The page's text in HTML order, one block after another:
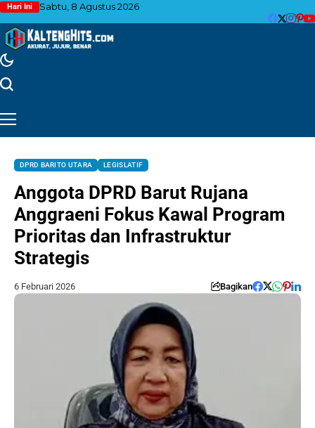
Hari Ini Sabtu, 8 Agustus 2026
DPRD BARITO UTARA LEGISLATIF
Anggota DPRD Barut Rujana
Anggraeni Fokus Kawal Program
Prioritas dan Infrastruktur
Strategis
6 Februari 2026 Bagikan